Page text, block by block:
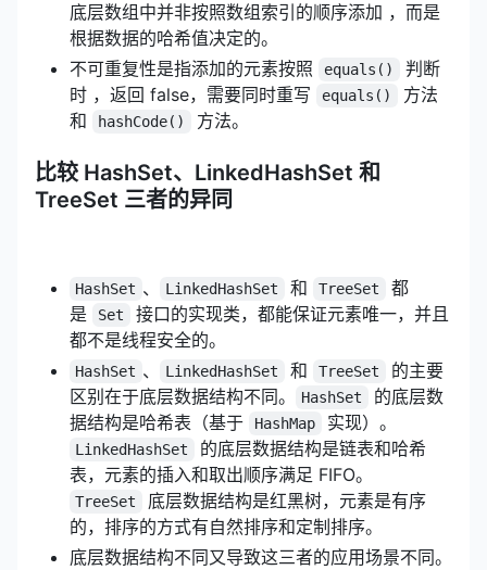
底层数组中并非按照数组索引的顺序添加 ，而是
根据数据的哈希值决定的。
不可重复性是指添加的元素按照
equals()
判断
时 ，返回 false，需要同时重写
equals()
方法
和
hashCode() 方法。
比较 HashSet、LinkedHashSet 和
TreeSet 三者的异同
HashSet 、 LinkedHashSet 和 TreeSet
都
是
Set
接口的实现类，都能保证元素唯一，并且
都不是线程安全的。
HashSet 、 LinkedHashSet 和 TreeSet
的主要
区别在于底层数据结构不同。
HashSet
的底层数
据结构是哈希表（基于
HashMap 实现）。
LinkedHashSet
的底层数据结构是链表和哈希
表，元素的插入和取出顺序满足 FIFO。
TreeSet
底层数据结构是红黑树，元素是有序
的，排序的方式有自然排序和定制排序。
底层数据结构不同又导致这三者的应用场景不同。